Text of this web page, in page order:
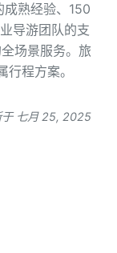
熟经验、150
导游团队的支
场景服务。旅
程方案。
于 七月 25, 2025